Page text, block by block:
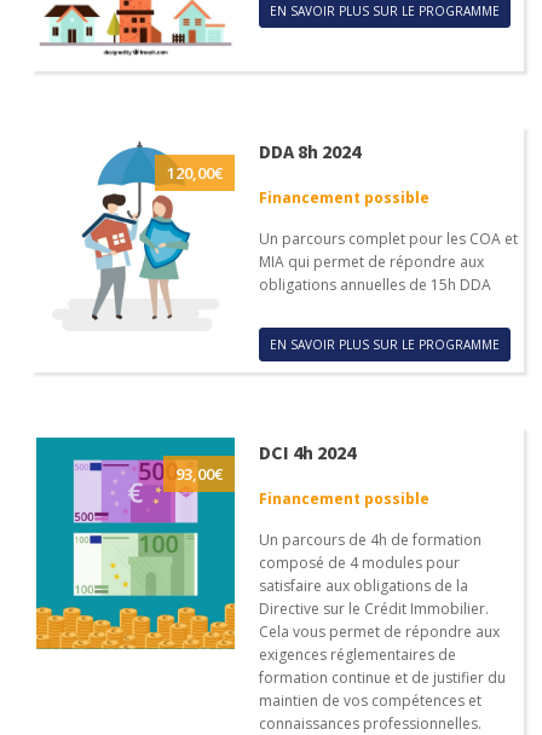
EN SAVOIR PLUS SUR LE PROGRAMME
120,00€
DDA 8h 2024
Financement possible
Un parcours complet pour les COA et
MIA qui permet de répondre aux
obligations annuelles de 15h DDA
EN SAVOIR PLUS SUR LE PROGRAMME
93,00€
DCI 4h 2024
Financement possible
Un parcours de 4h de formation
composé de 4 modules pour
satisfaire aux obligations de la
Directive sur le Crédit Immobilier.
Cela vous permet de répondre aux
exigences réglementaires de
formation continue et de justifier du
maintien de vos compétences et
connaissances professionnelles.